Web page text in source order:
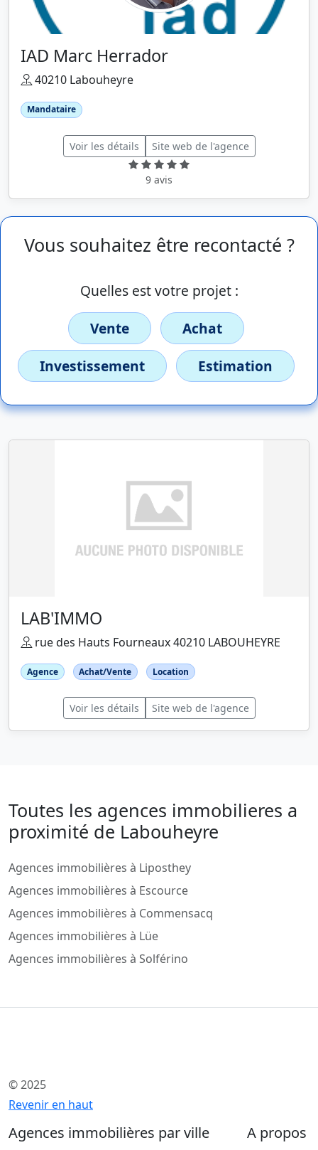
IAD Marc Herrador
40210 Labouheyre
Mandataire
Voir les détails Site web de l'agence
9 avis
Vous souhaitez être recontacté ?
Quelles est votre projet :
Vente
Achat
Investissement
Estimation
LAB'IMMO
rue des Hauts Fourneaux 40210 LABOUHEYRE
Agence Achat/Vente Location
Voir les détails Site web de l'agence
Toutes les agences immobilieres a
proximité de Labouheyre
Agences immobilières à Liposthey
Agences immobilières à Escource
Agences immobilières à Commensacq
Agences immobilières à Lüe
Agences immobilières à Solférino
© 2025
Revenir en haut
Agences immobilières par ville A propos